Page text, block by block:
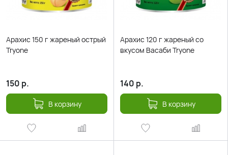
Арахис 150 г жареный острый
Tryone
150 р.
В корзину
Арахис 120 г жареный со
вкусом Васаби Tryone
140 р.
В корзину